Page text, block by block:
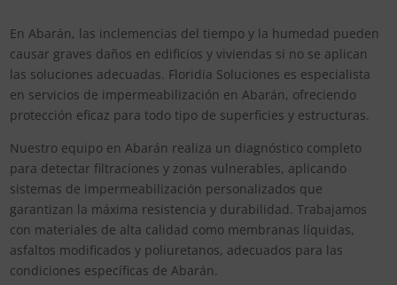
En Abarán, las inclemencias del tiempo y la humedad pueden
causar graves daños en edificios y viviendas si no se aplican
las soluciones adecuadas. Floridia Soluciones es especialista
en servicios de impermeabilización en Abarán, ofreciendo
protección eficaz para todo tipo de superficies y estructuras.
Nuestro equipo en Abarán realiza un diagnóstico completo
para detectar filtraciones y zonas vulnerables, aplicando
sistemas de impermeabilización personalizados que
garantizan la máxima resistencia y durabilidad. Trabajamos
con materiales de alta calidad como membranas líquidas,
asfaltos modificados y poliuretanos, adecuados para las
condiciones específicas de Abarán.